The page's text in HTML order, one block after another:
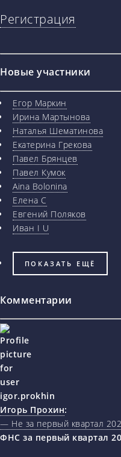
Регистрация
Новые участники
Егор Маркин
Ирина Мартынова
Наталья Шематинова
Екатерина Грекова
Павел Брянцев
Павел Кумок
Aina Bolonina
Елена С
Евгений Поляков
Иван I U
ПОКАЗАТЬ ЕЩЁ
Комментарии
Игорь Прохин:
— Не за первый квартал
ФНС за первый квартал